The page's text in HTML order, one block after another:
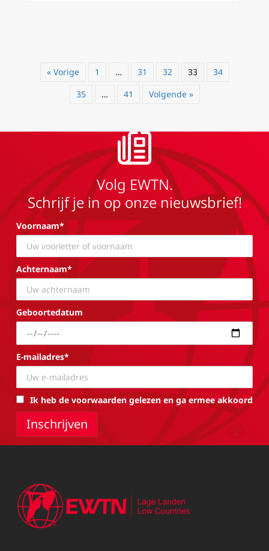
« Vorige 1 … 31 32 33
34
35
… 41 Volgende »
Volg EWTN.
Schrijf je in op onze nieuwsbrief!
Voornaam*
Achternaam*
Geboortedatum
E-mailadres*
Ik heb de voorwaarden gelezen en ga ermee akkoord